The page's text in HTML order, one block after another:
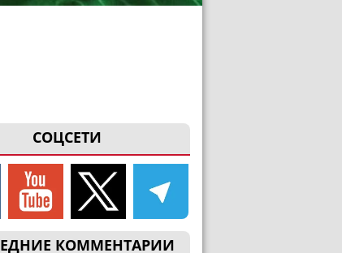
СОЦСЕТИ
КОММЕНТАРИИ